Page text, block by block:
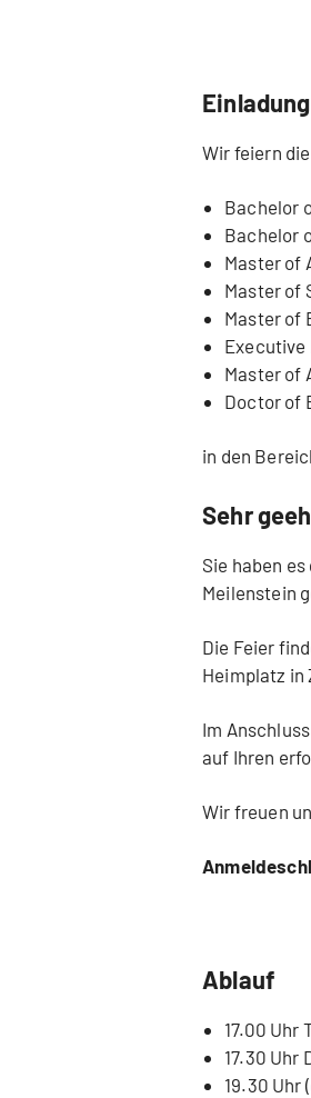
Wir feiern
Bachelor
Bachelor
Master of
Master of
Master of
Executive
Master of
Doctor of
in den
Sehr
Sie haben
Meilenstein
Die Feier
Heimplatz in
Im
auf Ihren
Wir freuen
Ablauf
17.00 Uhr
17.30 Uhr
19.30 Uhr